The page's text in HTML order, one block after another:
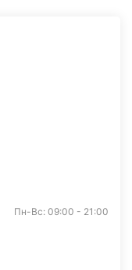
Пн-Вс: 09:00 - 21:00